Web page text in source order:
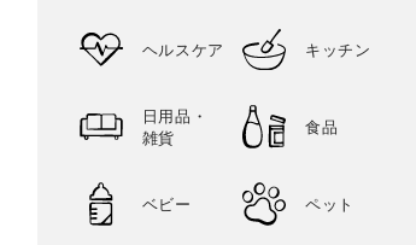
ヘルスケア キッチン
日用品・
雑貨
食品
ベビー ペット